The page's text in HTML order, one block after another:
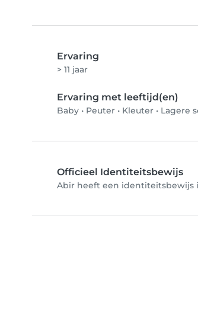
Ervaring
> 11 jaar
Ervaring met leeftijd(en)
Baby • Peuter • Kleuter • Lagere
Officieel Identiteitsbewijs
Abir heeft een identiteitsbewijs